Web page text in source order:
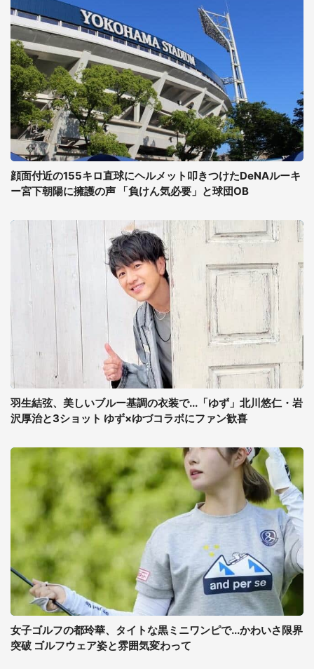
顔面付近の155キロ直球にヘルメット叩きつけたDeNAルーキ
ー宮下朝陽に擁護の声 「負けん気必要」と球団OB
羽生結弦、美しいブルー基調の衣装で...「ゆず」北川悠仁・岩
沢厚治と3ショット ゆず×ゆづコラボにファン歓喜
女子ゴルフの都玲華、タイトな黒ミニワンピで...かわいさ限界
突破 ゴルフウェア姿と雰囲気変わって